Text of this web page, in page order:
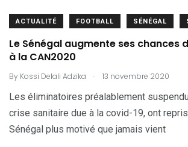
ACTUALITÉ FOOTBALL SÉNÉGAL
Le Sénégal augmente ses chances
à la CAN2020
By Kossi Delali Adzika . 13 novembre 2020
Les éliminatoires préalablement
crise sanitaire due à la covid-19, ont
Sénégal plus motivé que jamais vient